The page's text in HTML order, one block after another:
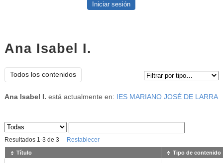
Iniciar sesión
Ana Isabel I.
Todos los contenidos
Ana Isabel I. está actualmente en: IES MARIANO JOSÉ DE LARRA
Sus archivos
Resultados 1-3 de 3 Restablecer
Título Tipo de contenido